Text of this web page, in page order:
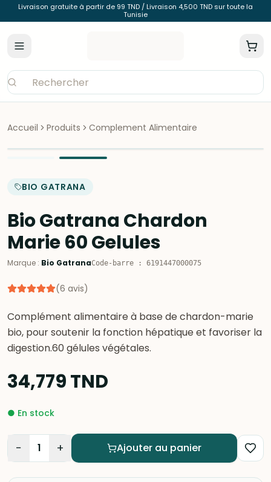
Livraison gratuite à partir de 99 TND / Livraison 4,500 TND sur toute la
Tunisie
Accueil Produits Complement Alimentaire
BIO GATRANA
Bio Gatrana Chardon
Marie 60 Gelules
Marque : Bio GatranaCode-barre : 6191447000075
(6 avis)
Complément alimentaire à base de chardon-marie
bio, pour soutenir la fonction hépatique et favoriser la
digestion.60 gélules végétales.
34,779TND
● En stock
− 1 + Ajouter au panier